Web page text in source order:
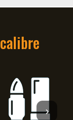
calibre
›